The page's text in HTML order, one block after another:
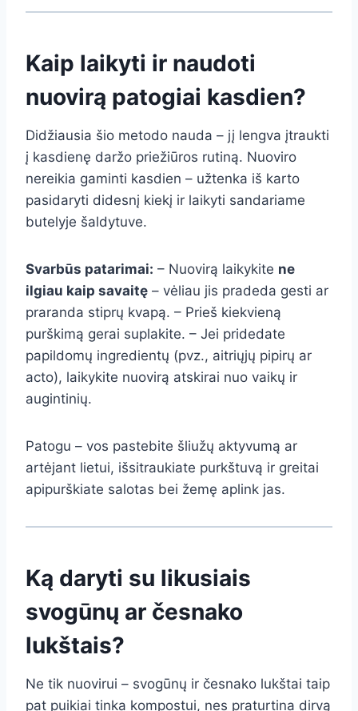
Kaip laikyti ir naudoti
nuovirą patogiai kasdien?
Didžiausia šio metodo nauda – jį lengva įtraukti
į kasdienę daržo priežiūros rutiną. Nuoviro
nereikia gaminti kasdien – užtenka iš karto
pasidaryti didesnį kiekį ir laikyti sandariame
butelyje šaldytuve.
Svarbūs patarimai: – Nuovirą laikykite ne
ilgiau kaip savaitę – vėliau jis pradeda gesti ar
praranda stiprų kvapą. – Prieš kiekvieną
purškimą gerai suplakite. – Jei pridedate
papildomų ingredientų (pvz., aitriųjų pipirų ar
acto), laikykite nuovirą atskirai nuo vaikų ir
augintinių.
Patogu – vos pastebite šliužų aktyvumą ar
artėjant lietui, išsitraukiate purkštuvą ir greitai
apipurškiate salotas bei žemę aplink jas.
Ką daryti su likusiais
svogūnų ar česnako
lukštais?
Ne tik nuovirui – svogūnų ir česnako lukštai taip
pat puikiai tinka kompostui, nes praturtina dirvą